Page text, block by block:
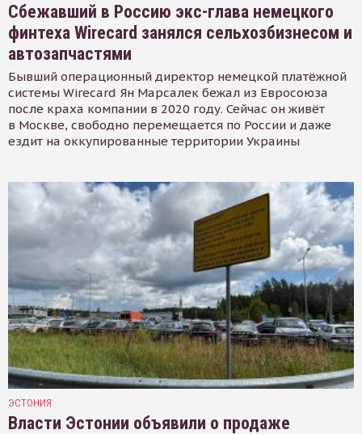
Сбежавший в Россию экс-глава немецкого
финтеха Wirecard занялся сельхозбизнесом и
автозапчастями
Бывший операционный директор немецкой платёжной
системы Wirecard Ян Марсалек бежал из Евросоюза
после краха компании в 2020 году. Сейчас он живёт
в Москве, свободно перемещается по России и даже
ездит на оккупированные территории Украины
ЭСТОНИЯ
Власти Эстонии объявили о продаже